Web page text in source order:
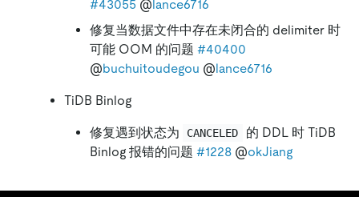
#43055 @lance6716
修复当数据文件中存在未闭合的 delimiter 时
可能 OOM 的问题 #40400
@buchuitoudegou @lance6716
TiDB Binlog
修复遇到状态为 CANCELED
的 DDL 时 TiDB
Binlog 报错的问题 #1228 @okJiang